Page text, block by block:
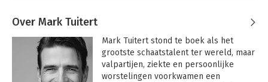
Over Mark Tuitert
Mark Tuitert stond te boek als het
grootste schaatstalent ter wereld, maar
valpartijen, ziekte en persoonlijke
worstelingen voorkwamen een